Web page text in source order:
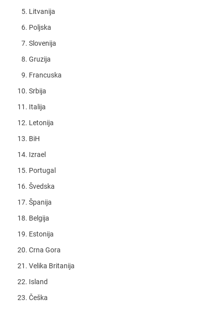
Litvanija
Poljska
Slovenija
Gruzija
Francuska
Srbija
Italija
Letonija
BiH
Izrael
Portugal
Švedska
Španija
Belgija
Estonija
Crna Gora
Velika Britanija
Island
Češka